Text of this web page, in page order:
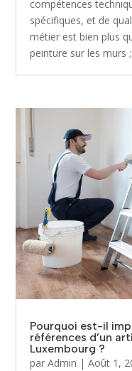
compétences
spécifiques, et de
métier est bien plus
peinture sur les murs
Pourquoi est-il
références d’un
Luxembourg ?
parAdmin |Août 1,